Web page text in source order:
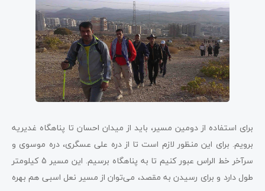
برای استفاده از دومین مسیر، باید از میدان احسان تا پناهگاه غدیریه
برویم. برای این منظور لازم است تا از دره علی عسگری، دره موسوی و
سرآخر خط الراس عبور کنیم تا به پناهگاه برسیم. این مسیر 5 کیلومتر
طول دارد و برای رسیدن به مقصد، می‌توان از مسیر نعل اسبی هم بهره